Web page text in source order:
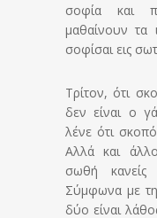
σοφία και
μαθαίνουν τα
σοφίσαι εις
Τρίτον, ότι
δεν είναι ο
λένε ότι
Αλλά και
σωθή
Σύμφωνα με
δύο είναι